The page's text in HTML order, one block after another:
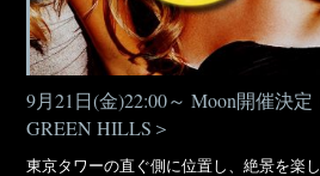
9月21日(金)22:00～ Moon開催決
GREEN HILLS＞
東京タワーの直ぐ側に位置し、絶景を楽